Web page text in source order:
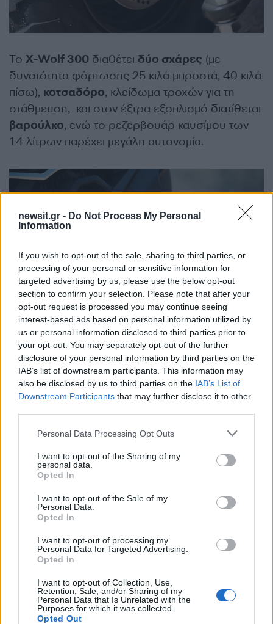
newsit.gr - Do Not Process My Personal
Information
If you wish to opt-out of the sale, sharing to third parties, or
processing of your personal or sensitive information for
targeted advertising by us, please use the below opt-out
section to confirm your selection. Please note that after your
opt-out request is processed you may continue seeing
interest-based ads based on personal information utilized by
us or personal information disclosed to third parties prior to
your opt-out. You may separately opt-out of the further
disclosure of your personal information by third parties on the
IAB’s list of downstream participants. This information may
also be disclosed by us to third parties on the IAB’s List of
Downstream Participants that may further disclose it to other
Please note that this website/app uses one or more Google
not limited to your visit or usage behaviour. You may click to
grant or deny consent to Google and its third-party tags to
use your data for below specified purposes in below Google
consent section.
Personal Data Processing Opt Outs
I want to opt-out of the Sharing of my
personal data.
Opted In
I want to opt-out of the Sale of my
Personal Data.
Opted In
I want to opt-out of processing my
Personal Data for Targeted Advertising.
Opted In
I want to opt-out of Collection, Use,
Retention, Sale, and/or Sharing of my
Personal Data that Is Unrelated with the
Purposes for which it was collected.
Opted Out
Το X-Wolf 300 διαθέτει δύο σχάρες (με
δυνατότητα φόρτωσης 25 κιλά μπροστά, 40 κιλά
πίσω), κοτσαδόρο, κλείδωμα τροχών για τη
στάθμευση, και στον έξτρα εξοπλισμό διατίθεται
βαρούλκο, ενώ το ρεζερβουάρ καυσίμου των
14 λίτρων παρέχει μεγάλη αυτονομία.
Σε εξοπλισμό φέρει μεγάληδιθέσια αναπαυτική
σέλα με αντιολισθητικό κάλυμμα, εργονομικό
τιμόνι με χειριστήρια,πολυλειτουργικά ψηφιακά
όργανα, θύρα φόρτισηςUSBκαιLED φωτιστικά
σώματα.